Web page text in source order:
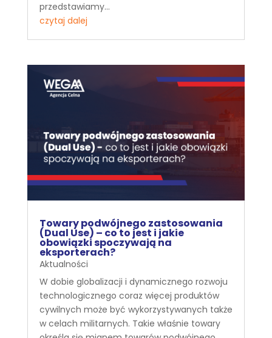
przedstawiamy...
czytaj dalej
Towary podwójnego zastosowania
(Dual Use) – co to jest i jakie
obowiązki spoczywają na
eksporterach?
Aktualności
W dobie globalizacji i dynamicznego rozwoju
technologicznego coraz więcej produktów
cywilnych może być wykorzystywanych także
w celach militarnych. Takie właśnie towary